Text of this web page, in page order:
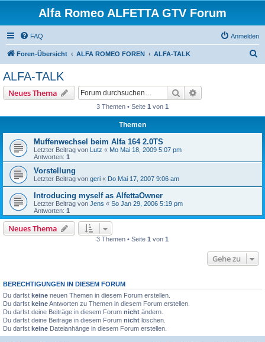
Alfa Romeo ALFETTA GTV Forum
FAQ Anmelden
Foren-Übersicht ALFA ROMEO FOREN ALFA-TALK
ALFA-TALK
Neues Thema Suche
3 Themen • Seite 1 von 1
Themen
Muffenwechsel beim Alfa 164 2.0TS
Letzter Beitrag von Lutz « Mo Mai 18, 2009 5:07 pm
Antworten: 1
Vorstellung
Letzter Beitrag von geri « Do Mai 17, 2007 9:06 am
Introducing myself as AlfettaOwner
Letzter Beitrag von Jens « So Jan 29, 2006 5:19 pm
Antworten: 1
Neues Thema
3 Themen • Seite 1 von 1
Gehe zu
BERECHTIGUNGEN IN DIESEM FORUM
Du darfst keine neuen Themen in diesem Forum erstellen.
Du darfst keineAntworten zu Themen in diesem Forum erstellen.
Du darfst deine Beiträge in diesem Forum nicht ändern.
Du darfst deine Beiträge in diesem Forum nicht löschen.
Du darfst keine Dateianhänge in diesem Forum erstellen.